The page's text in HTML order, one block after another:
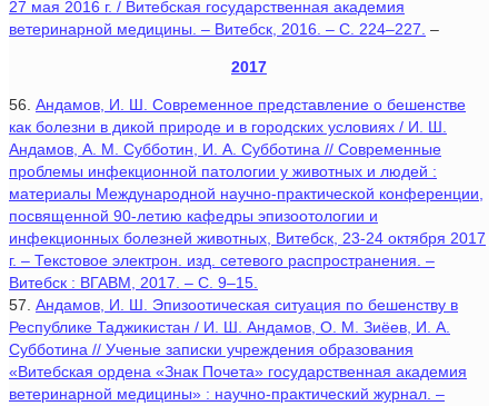
27 мая 2016 г. / Витебская государственная академия
ветеринарной медицины. – Витебск, 2016. – C. 224–227. –
2017
56. Андамов, И. Ш. Современное представление о бешенстве
как болезни в дикой природе и в городских условиях / И. Ш.
Андамов, А. М. Субботин, И. А. Субботина // Современные
проблемы инфекционной патологии у животных и людей :
материалы Международной научно-практической конференции,
посвященной 90-летию кафедры эпизоотологии и
инфекционных болезней животных, Витебск, 23-24 октября 2017
г. – Текстовое электрон. изд. сетевого распространения. –
Витебск : ВГАВМ, 2017. – С. 9–15.
57. Андамов, И. Ш. Эпизоотическая ситуация по бешенству в
Республике Таджикистан / И. Ш. Андамов, О. М. Зиёев, И. А.
Субботина // Ученые записки учреждения образования
«Витебская ордена «Знак Почета» государственная академия
ветеринарной медицины» : научно-практический журнал. –